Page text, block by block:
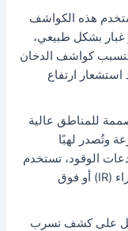
هذه الكواشف
غبار بشكل طبيعي،
كواشف الدخان
ارتفاع
للمناطق عالية
وتُصدر لهبًا
الوقود، تستخدم
هذه الكواشف تقنيات الأشعة تحت الحمراء (IR) أو فوق
على كشف تسرب